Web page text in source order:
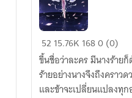
ชีวิต
ลิขิต
โดย
เทพเจ้า
52 15.76K 1680 (0)
ขึ้นชื่อว่าละคร มีนางร้าย
ร้ายอย่างนางจึงถึงคราว
และข้าจะเปลี่ยนแปลงทุก